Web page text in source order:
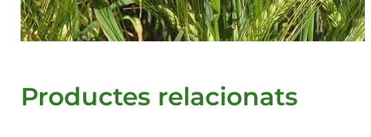
Productes relacionats